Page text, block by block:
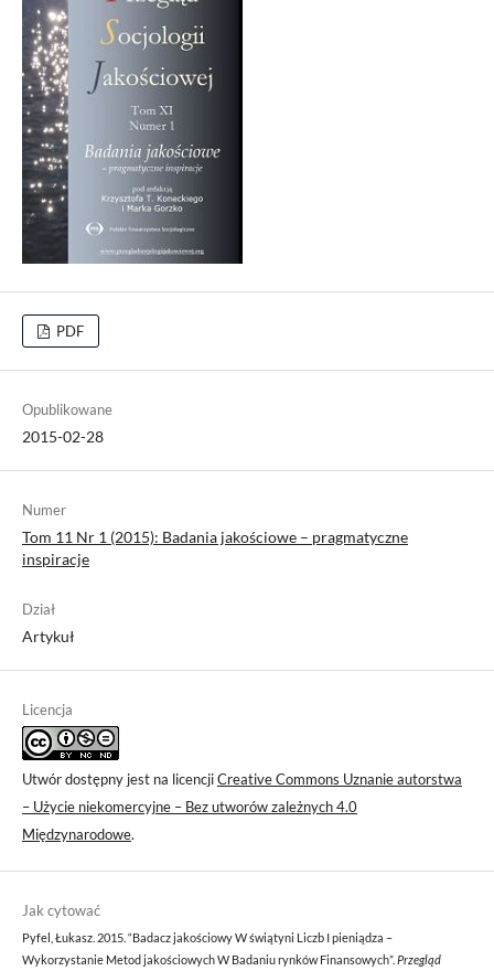
PDF
Opublikowane
2015-02-28
Numer
Tom 11 Nr 1 (2015): Badania jakościowe – pragmatyczne
inspiracje
Dział
Artykuł
Licencja
Utwór dostępny jest na licencjiCreative Commons Uznanie autorstwa
– Użycie niekomercyjne – Bez utworów zależnych 4.0
Międzynarodowe.
Jak cytować
Pyfel, Łukasz. 2015. “Badacz jakościowy W świątyni Liczb I pieniądza –
Wykorzystanie Metod jakościowych W Badaniu rynków Finansowych”. Przegląd